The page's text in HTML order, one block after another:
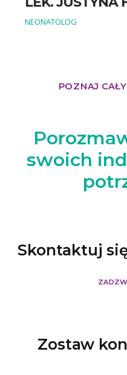
NEONATOLOG
POZNAJ
swoich
Skontaktuj
Zostaw